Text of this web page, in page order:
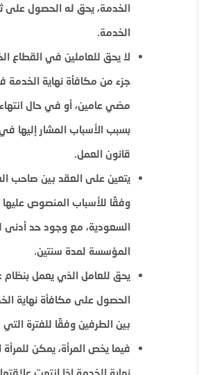
الخدمة، يحق له الحصول على
الخدمة.
لا يحق للعاملين في القطاع
جزء من مكافأة نهاية الخدمة
مضي عامين، أو في حال
قانون العمل.
يتعين على العقد بين صاحب
وفقًا للأسباب المنصوص
السعودية، مع وجود حد أدنى
المؤسسة لمدة سنتين.
يحق للعامل الذي يعمل
الحصول على مكافأة نهاية
بين الطرفين وفقًا للفترة
فيما يخص المرأة، يمكن
نهاية الخدمة إذا انتهت